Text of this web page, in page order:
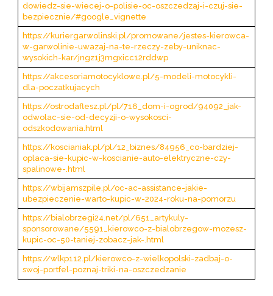
dowiedz-sie-wiecej-o-polisie-oc-oszczedzaj-i-czuj-sie-
bezpiecznie/#google_vignette
https://kuriergarwolinski.pl/promowane/jestes-kierowca-
w-garwolinie-uwazaj-na-te-rzeczy-zeby-uniknac-
wysokich-kar/jngz1j3mgxicc12rddwp
https://akcesoriamotocyklowe.pl/5-modeli-motocykli-
dla-poczatkujacych
https://ostrodaflesz.pl/pl/716_dom-i-ogrod/94092_jak-
odwolac-sie-od-decyzji-o-wysokosci-
odszkodowania.html
https://koscianiak.pl/pl/12_biznes/84956_co-bardziej-
oplaca-sie-kupic-w-koscianie-auto-elektryczne-czy-
spalinowe-.html
https://wbijamszpile.pl/oc-ac-assistance-jakie-
ubezpieczenie-warto-kupic-w-2024-roku-na-pomorzu
https://bialobrzegi24.net/pl/651_artykuly-
sponsorowane/5591_kierowco-z-bialobrzegow-mozesz-
kupic-oc-50-taniej-zobacz-jak-.html
https://wlkp112.pl/kierowco-z-wielkopolski-zadbaj-o-
swoj-portfel-poznaj-triki-na-oszczedzanie